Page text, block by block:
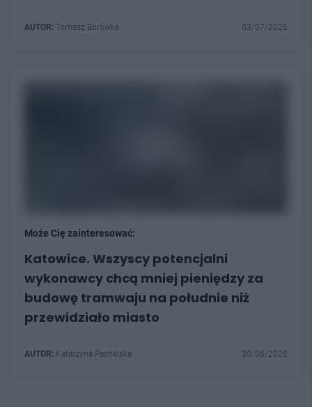
AUTOR: Tomasz Borówka 03/07/2026
Może Cię zainteresować:
Katowice. Wszyscy potencjalni
wykonawcy chcą mniej pieniędzy za
budowę tramwaju na południe niż
przewidziało miasto
AUTOR: Katarzyna Pachelska 30/06/2026